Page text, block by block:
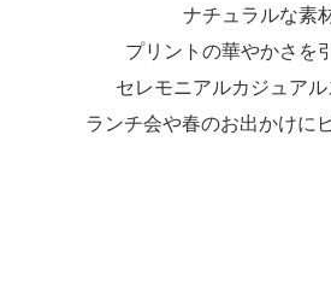
ナチュラルな素
プリントの華やかさを
セレモニアルカジュア
ランチ会や春のお出かけに